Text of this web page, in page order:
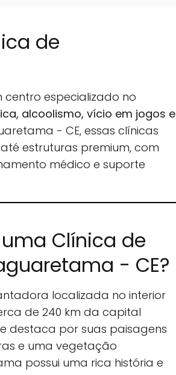
de
especializado no
alcoolismo, vício em jogos e
- CE, essas clínicas
estruturas premium, com
médico e suporte
Clínica de
- CE?
localizada no interior
de 240 km da capital
destaca por suas paisagens
e uma vegetação
possui uma rica história e